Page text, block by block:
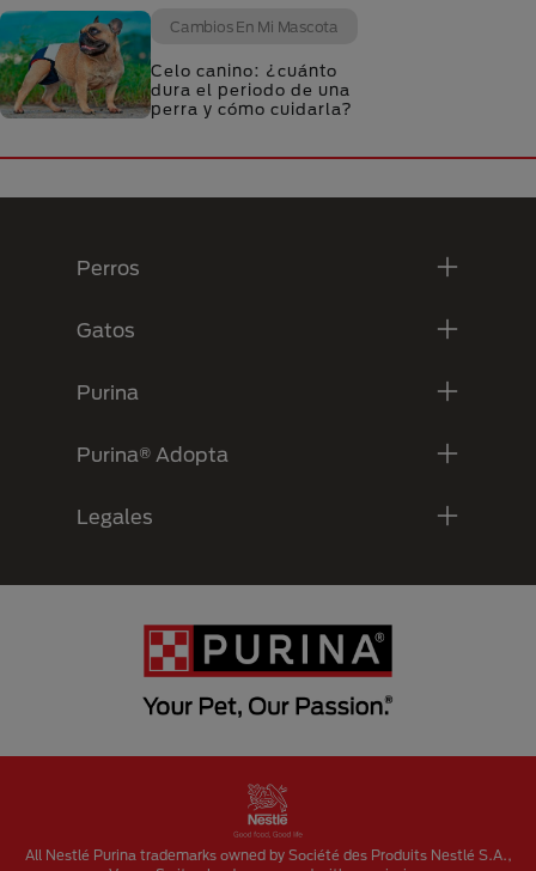
Cambios En Mi Mascota
Celo canino: ¿cuánto
dura el periodo de una
perra y cómo cuidarla?
Perros
Gatos
Purina
Purina® Adopta
Legales
All Nestlé Purina trademarks owned by Société des Produits Nestlé S.A.,